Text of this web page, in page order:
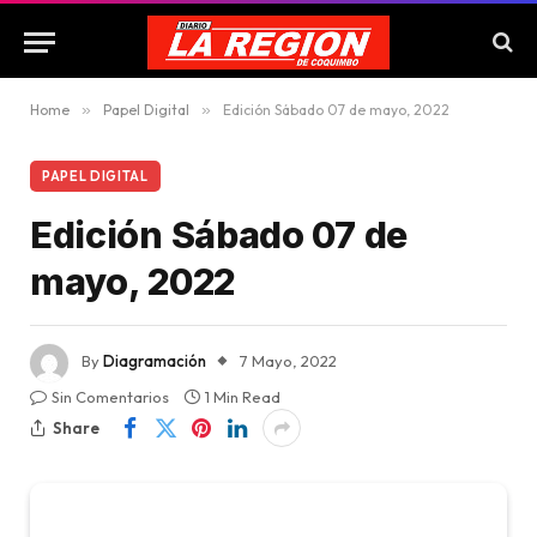
Home » Papel Digital » Edición Sábado 07 de mayo, 2022
PAPEL DIGITAL
Edición Sábado 07 de
mayo, 2022
ByDiagramación
7 Mayo, 2022
Sin Comentarios
1 Min Read
Share